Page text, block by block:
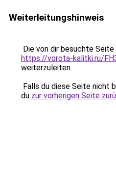
Weiterleitungshinweis
Die von dir besuchte
https://vorota-kalitki.ru/
weiterzuleiten.
Falls du diese Seite nicht
du zur vorherigen Seite